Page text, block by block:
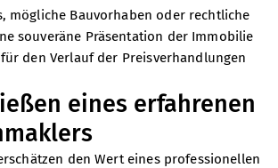
mögliche Bauvorhaben oder rechtliche
souveräne Präsentation der Immobilie
den Verlauf der Preisverhandlungen
eines erfahrenen
den Wert eines professionellen